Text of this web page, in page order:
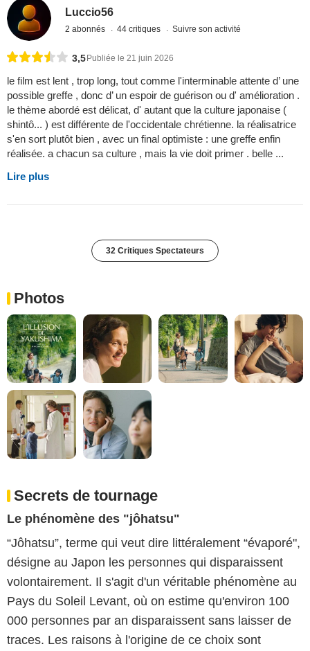
Luccio56
2 abonnés 44 critiques Suivre son activité
3,5Publiée le 21 juin 2026
le film est lent , trop long, tout comme l'interminable attente d’ une
possible greffe , donc d’ un espoir de guérison ou d' amélioration .
le thème abordé est délicat, d' autant que la culture japonaise (
shintô... ) est différente de l'occidentale chrétienne. la réalisatrice
s'en sort plutôt bien , avec un final optimiste : une greffe enfin
réalisée. a chacun sa culture , mais la vie doit primer . belle ...
Lire plus
32 Critiques Spectateurs
Photos
Secrets de tournage
Le phénomène des "jôhatsu"
“Jôhatsu”, terme qui veut dire littéralement “évaporé",
désigne au Japon les personnes qui disparaissent
volontairement. Il s'agit d'un véritable phénomène au
Pays du Soleil Levant, où on estime qu'environ 100
000 personnes par an disparaissent sans laisser de
traces. Les raisons à l'origine de ce choix sont